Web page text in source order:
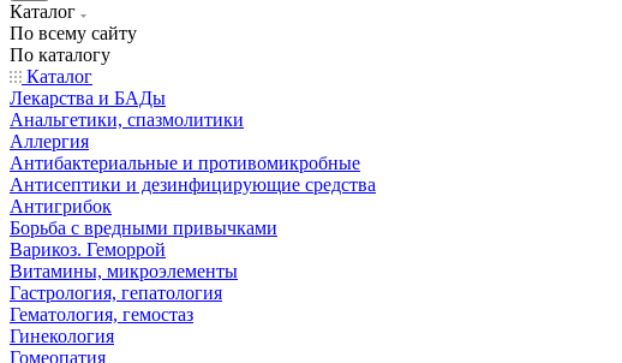
Каталог
По всему сайту
По каталогу
Каталог
Лекарства и БАДы
Анальгетики, спазмолитики
Аллергия
Антибактериальные и противомикробные
Антисептики и дезинфицирующие средства
Антигрибок
Борьба с вредными привычками
Варикоз. Геморрой
Витамины, микроэлементы
Гастрология, гепатология
Гематология, гемостаз
Гинекология
Гомеопатия